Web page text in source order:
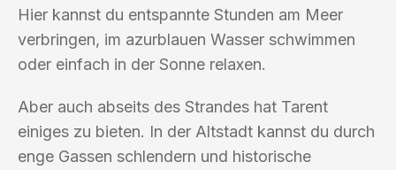
Hier kannst du entspannte Stunden am Meer
verbringen, im azurblauen Wasser schwimmen
oder einfach in der Sonne relaxen.
Aber auch abseits des Strandes hat Tarent
einiges zu bieten. In der Altstadt kannst du durch
enge Gassen schlendern und historische